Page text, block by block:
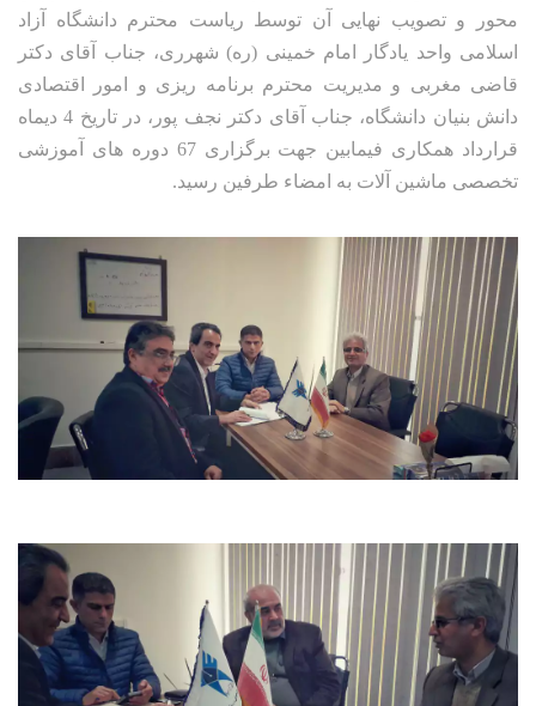
محور و تصویب نهایی آن توسط ریاست محترم دانشگاه آزاد
اسلامی واحد یادگار امام خمینی (ره) شهرری، جناب آقای دکتر
قاضی مغربی و مدیریت محترم برنامه­ ریزی و امور اقتصادی
دانش­ بنیان دانشگاه، جناب آقای دکتر نجف­ پور، در تاریخ 4 دی­ماه
قرارداد همکاری فیمابین جهت برگزاری 67 دوره ها­ی آموزشی
تخصصی ماشین­ آلات به امضاء طرفین رسید.